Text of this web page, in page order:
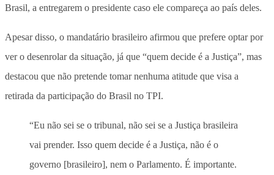
Brasil, a entregarem o presidente caso ele compareça ao país deles.
Apesar disso, o mandatário brasileiro afirmou que prefere optar por
ver o desenrolar da situação, já que “quem decide é a Justiça”, mas
destacou que não pretende tomar nenhuma atitude que visa a
retirada da participação do Brasil no TPI.
“Eu não sei se o tribunal, não sei se a Justiça brasileira
vai prender. Isso quem decide é a Justiça, não é o
governo [brasileiro], nem o Parlamento. É importante.